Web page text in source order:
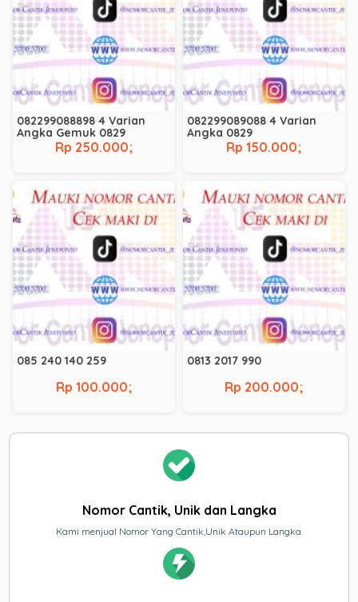
082299088898 4 Varian
Angka Gemuk 0829
Rp 250.000;
082299089088 4 Varian
Angka 0829
Rp 150.000;
085 240 140 259
Rp 100.000;
0813 2017 990
Rp 200.000;
Nomor Cantik, Unik dan Langka
Kami menjual Nomor Yang Cantik,Unik Ataupun Langka.